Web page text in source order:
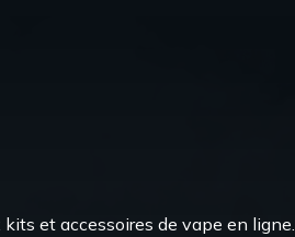
et accessoires de vape en ligne.